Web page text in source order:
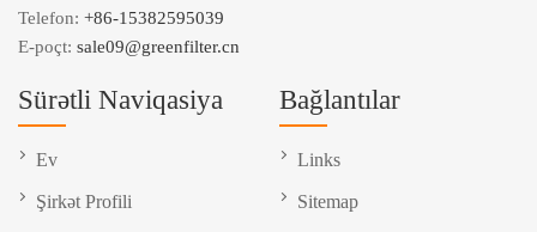
Telefon: +86-15382595039
E-poçt: sale09@greenfilter.cn
Sürətli Naviqasiya
Ev
Şirkət Profili
Bağlantılar
Links
Sitemap